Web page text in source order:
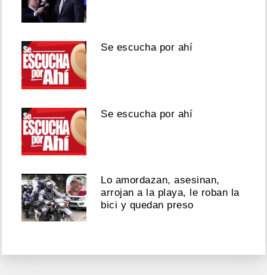
Se escucha por ahí
Se escucha por ahí
Lo amordazan, asesinan,
arrojan a la playa, le roban la
bici y quedan preso